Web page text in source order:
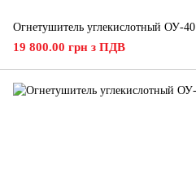
Огнетушитель углекислотный ОУ-40
19 800.00 грн з ПДВ